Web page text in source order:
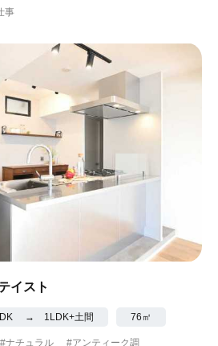
事
イスト
→ 1LDK+土間 76㎡
#ナチュラル
#アンティーク調